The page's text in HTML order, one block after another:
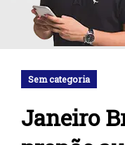
Sem categoria
Janeiro